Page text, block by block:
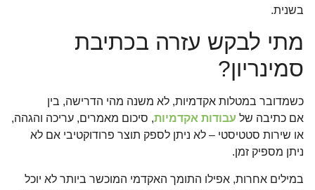
בשנית.
מתי לבקש עזרה בכתיבת
סמינריון?
כשמדובר במטלות אקדמיות, לא משנה מהי הדרישה, בין
אם כתיבה של עבודות אקדמיות, סיכום מאמרים, עריכה והגהה,
או שירות סטטיסטי – לא ניתן לספק תוצר פרודוקטיבי אם לא
ניתן מספיק זמן.
במילים אחרות, אפילו התומך האקדמי המוכשר ביותר לא יוכל